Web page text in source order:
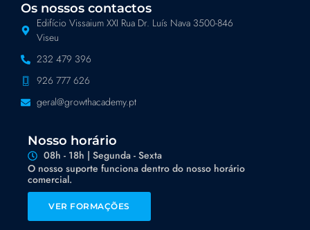
Os nossos contactos
Edifício Vissaium XXI Rua Dr. Luís Nava 3500-846
Viseu
232 479 396
926 777 626
geral@growthacademy.pt
Nosso horário
08h - 18h | Segunda - Sexta
O nosso suporte funciona dentro do nosso horário
comercial.
VER FORMAÇÕES